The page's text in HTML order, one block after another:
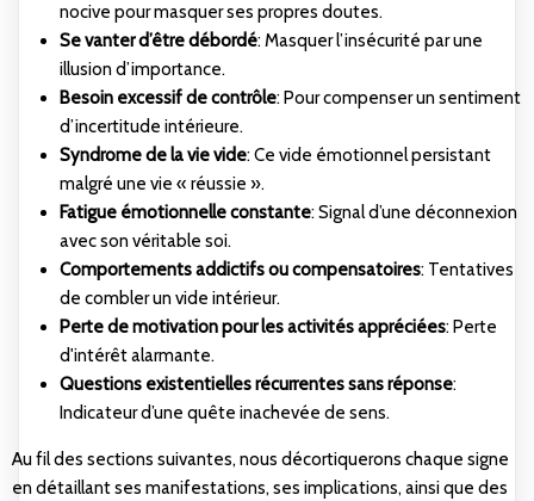
nocive pour masquer ses propres doutes.
Se vanter d’être débordé: Masquer l’insécurité par une
illusion d’importance.
Besoin excessif de contrôle: Pour compenser un sentiment
d’incertitude intérieure.
Syndrome de la vie vide: Ce vide émotionnel persistant
malgré une vie « réussie ».
Fatigue émotionnelle constante: Signal d’une déconnexion
avec son véritable soi.
Comportements addictifs ou compensatoires: Tentatives
de combler un vide intérieur.
Perte de motivation pour les activités appréciées: Perte
d'intérêt alarmante.
Questions existentielles récurrentes sans réponse:
Indicateur d’une quête inachevée de sens.
Au fil des sections suivantes, nous décortiquerons chaque signe
en détaillant ses manifestations, ses implications, ainsi que des